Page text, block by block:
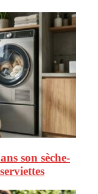
son sèche-